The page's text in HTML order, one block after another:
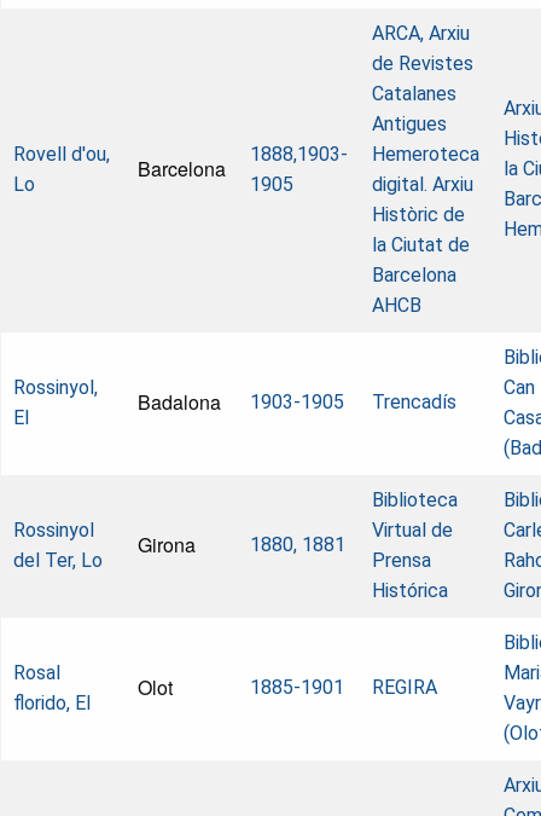
Rovell d'ou,
Lo
Barcelona
1888,1903-
1905
ARCA, Arxiu
de Revistes
Catalanes
Antigues
Hemeroteca
digital. Arxiu
Històric de
la Ciutat de
Barcelona
AHCB
la
Rossinyol,
El
Badalona 1903-1905 Trencadís
Can
Rossinyol
del Ter, Lo
Girona 1880, 1881
Biblioteca
Virtual de
Prensa
Histórica
Rosal
florido, El
Olot 1885-1901 REGIRA